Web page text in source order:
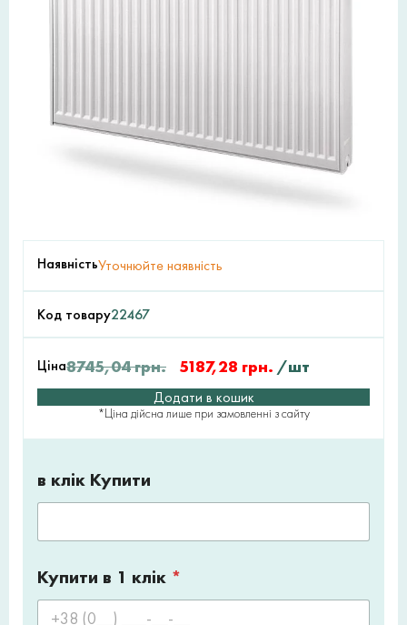
НаявністьУточнюйте наявність
Код товару22467
Ціна8745,04грн. 5187,28 грн. /шт
Додати в кошик
*Ціна дійсна лише при замовленні з сайту
в клік Купити
Купити в 1 клік *